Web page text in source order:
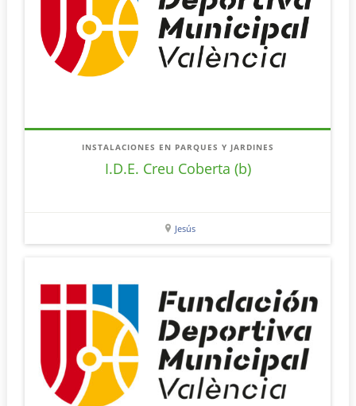
INSTALACIONES EN PARQUES Y JARDINES
I.D.E. Creu Coberta (b)
Jesús